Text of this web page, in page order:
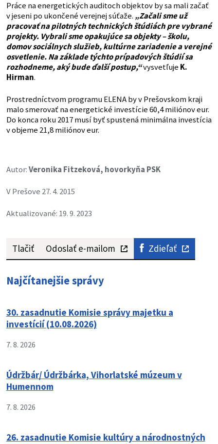
Práce na energetických auditoch objektov by sa mali začať
v jeseni po ukončené verejnej súťaže. „Začali sme už
pracovať na pilotných technických štúdiách pre vybrané
projekty. Vybrali sme opakujúce sa objekty – školu,
domov sociálnych služieb, kultúrne zariadenie a verejné
osvetlenie. Na základe týchto prípadových štúdií sa
rozhodneme, aký bude ďalší postup,“vysvetľuje K.
Hirman.
Prostredníctvom programu ELENA by v Prešovskom kraji
malo smerovať na energetické investície 60,4 miliónov eur.
Do konca roku 2017 musí byť spustená minimálna investícia
v objeme 21,8 miliónov eur.
Autor:Veronika Fitzeková, hovorkyňa PSK
V Prešove 27. 4. 2015
Aktualizované: 19. 9. 2023
Tlačiť Odoslať e-mailom Zdieľať
Najčítanejšie správy
30. zasadnutie Komisie správy majetku a
investícií (10.08.2026)
7. 8. 2026
Údržbár/ Údržbárka, Vihorlatské múzeum v
Humennom
7. 8. 2026
26. zasadnutie Komisie kultúry a národnostných